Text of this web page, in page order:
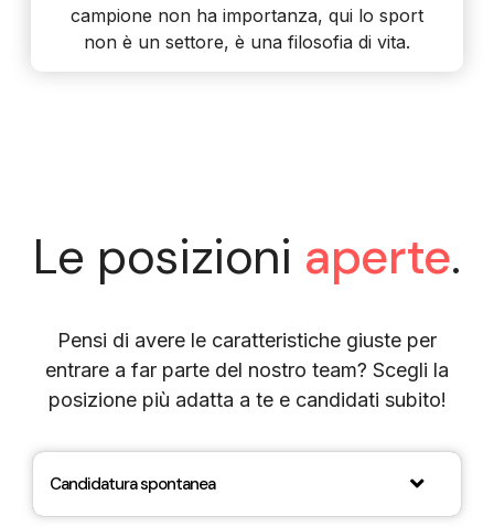
campione non ha importanza, qui lo sport
non è un settore, è una filosofia di vita.
Le posizioni aperte.
Pensi di avere le caratteristiche giuste per
entrare a far parte del nostro team? Scegli la
posizione più adatta a te e candidati subito!
Candidatura spontanea